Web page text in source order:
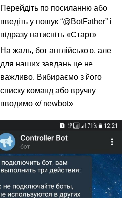
Перейдіть по посиланню або
введіть у пошук “@BotFather” і
відразу натисніть «Старт»
На жаль, бот англійською, але
для наших завдань це не
важливо. Вибираємо з його
списку команд або вручну
вводимо «/ newbot»